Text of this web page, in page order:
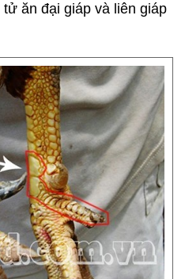
ăn đại giáp và liên giáp